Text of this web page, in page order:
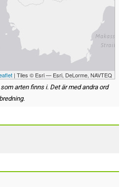
| Tiles © Esri — Esri, DeLorme, NAVTEQ
arten finns i. Det är med andra ord